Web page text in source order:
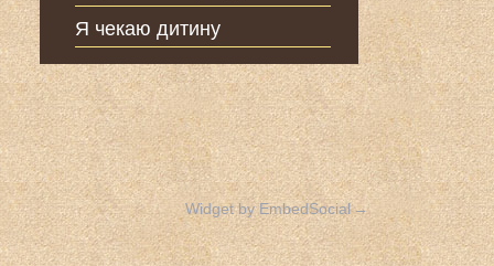
Я чекаю дитину
Widget by EmbedSocial→